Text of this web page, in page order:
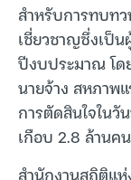
สำหรับการทบท
เชี่ยวชาญซึ่งเป็
ปีงบประมาณ โ
นายจ้าง สหภาพ
การตัดสินใจในวั
เกือบ 2.8 ล้านค
สำนักงานสถิติแห่